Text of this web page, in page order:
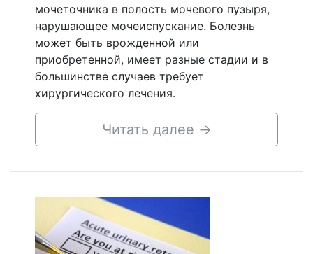
мочеточника в полость мочевого пузыря,
нарушающее мочеиспускание. Болезнь
может быть врожденной или
приобретенной, имеет разные стадии и в
большинстве случаев требует
хирургического лечения.
Читать далее →